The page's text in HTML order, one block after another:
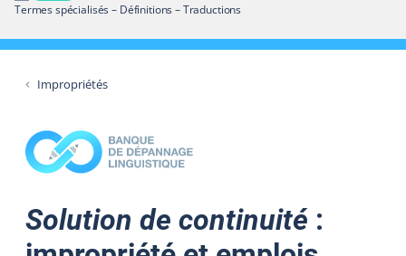
Termes spécialisés – Définitions – Traductions
Impropriétés
Solution de continuité :